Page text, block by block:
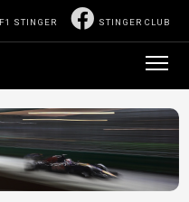
STINGER CLUB
F1 STINGER